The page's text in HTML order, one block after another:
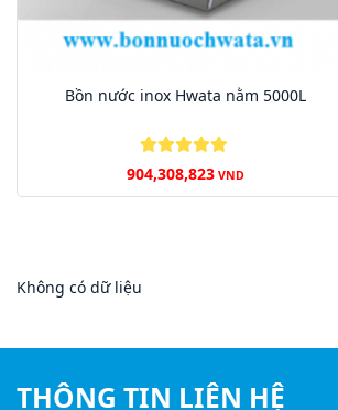
Bồn nước inox Hwata nằm 5000L
904,308,823 VND
Không có dữ liệu
THÔNG TIN LIÊN HỆ